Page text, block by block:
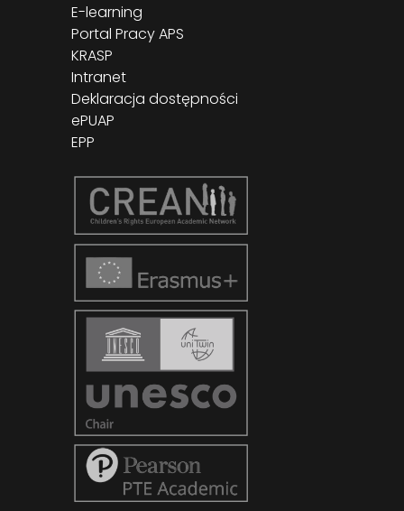
E-learning
Portal Pracy APS
KRASP
Intranet
Deklaracja dostępności
ePUAP
EPP